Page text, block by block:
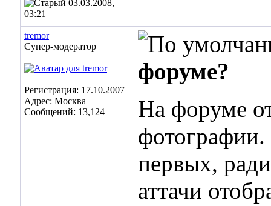
03.03.2008,
03:21
tremor
Супер-модератор
Регистрация: 17.10.2007
Адрес: Москва
Сообщений: 13,124
форуме?
На форуме
первых,
аттачи